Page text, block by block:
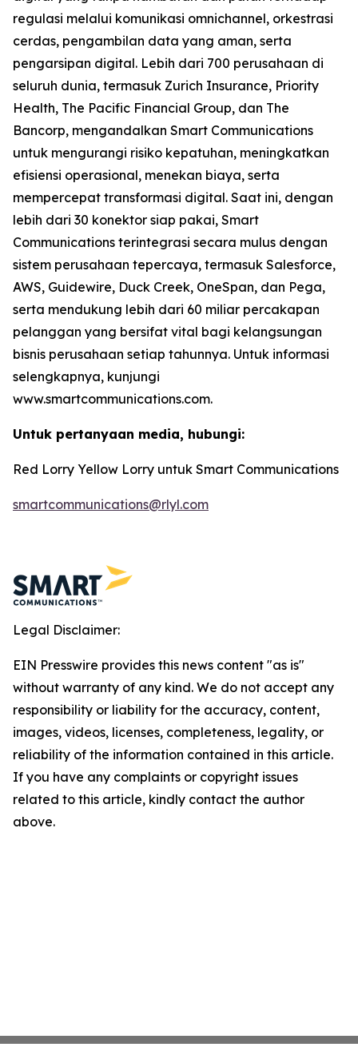
regulasi melalui komunikasi omnichannel, orkestrasi
cerdas, pengambilan data yang aman, serta
pengarsipan digital. Lebih dari 700 perusahaan di
seluruh dunia, termasuk Zurich Insurance, Priority
Health, The Pacific Financial Group, dan The
Bancorp, mengandalkan Smart Communications
untuk mengurangi risiko kepatuhan, meningkatkan
efisiensi operasional, menekan biaya, serta
mempercepat transformasi digital. Saat ini, dengan
lebih dari 30 konektor siap pakai, Smart
Communications terintegrasi secara mulus dengan
sistem perusahaan tepercaya, termasuk Salesforce,
AWS, Guidewire, Duck Creek, OneSpan, dan Pega,
serta mendukung lebih dari 60 miliar percakapan
pelanggan yang bersifat vital bagi kelangsungan
bisnis perusahaan setiap tahunnya. Untuk informasi
selengkapnya, kunjungi
www.smartcommunications.com.
Untuk pertanyaan media, hubungi:
Red Lorry Yellow Lorry untuk Smart Communications
smartcommunications@rlyl.com
Legal Disclaimer:
EIN Presswire provides this news content "as is"
without warranty of any kind. We do not accept any
responsibility or liability for the accuracy, content,
images, videos, licenses, completeness, legality, or
reliability of the information contained in this article.
If you have any complaints or copyright issues
related to this article, kindly contact the author
above.